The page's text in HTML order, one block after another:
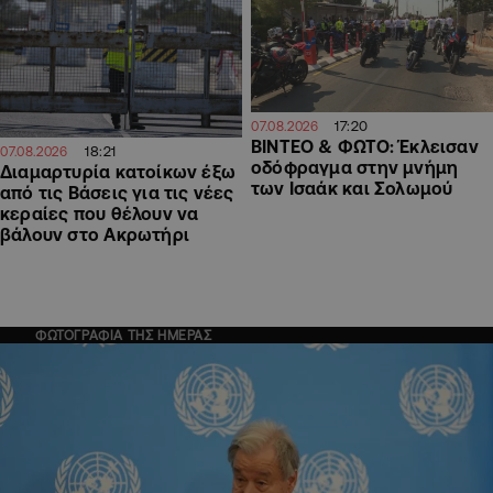
07.08.2026 18:21
Διαμαρτυρία κατοίκων έξω
από τις Βάσεις για τις νέες
κεραίες που θέλουν να
βάλουν στο Ακρωτήρι
07.08.2026 17:20
ΒΙΝΤΕΟ & ΦΩΤΟ: Έκλεισαν
οδόφραγμα στην μνήμη
των Ισαάκ και Σολωμού
ΦΩΤΟΓΡΑΦΙΑ ΤΗΣ ΗΜΕΡΑΣ